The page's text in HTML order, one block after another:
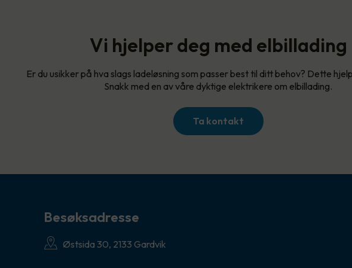
Vi hjelper deg med elbillading
Er du usikker på hva slags ladeløsning som passer best til ditt behov? Dette
Snakk med en av våre dyktige elektrikere om elbillading.
Ta kontakt
Besøksadresse
Østsida 30, 2133 Gardvik